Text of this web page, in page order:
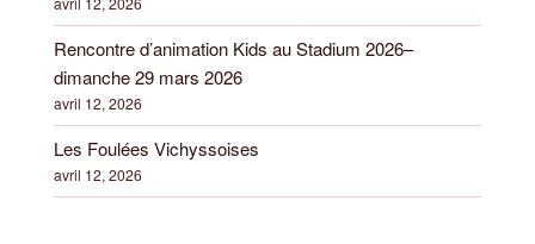
Rencontre d’animation Kids au Stadium 2026–
dimanche 29 mars 2026
avril 12, 2026
Les Foulées Vichyssoises
avril 12, 2026